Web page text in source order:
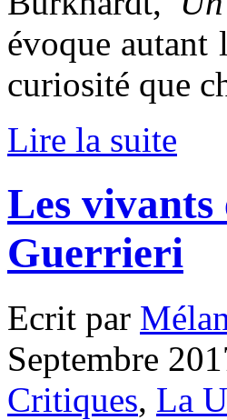
évoque autant
curiosité que
Lire la suite
Les vivants
Guerrieri
Ecrit par
Septembre
Critiques, La